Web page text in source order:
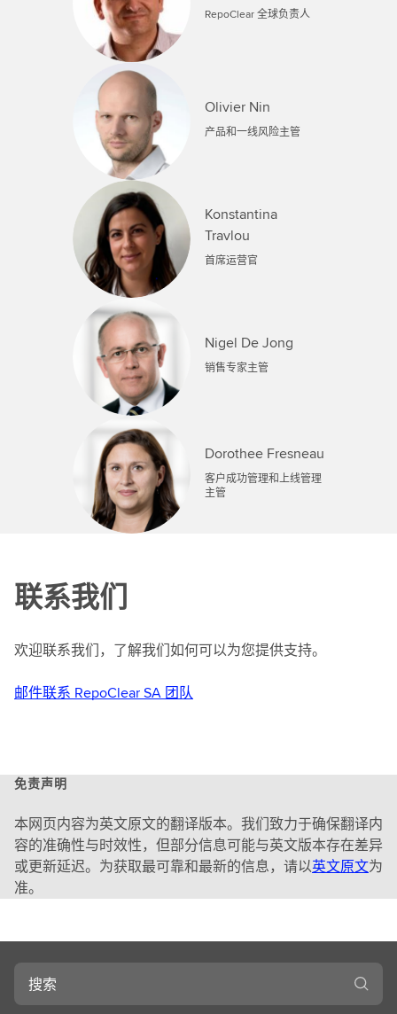
RepoClear 全球负责人
Olivier Nin
产品和一线风险主管
Konstantina
Travlou
首席运营官
Nigel De Jong
销售专家主管
Dorothee Fresneau
客户成功管理和上线管理
主管
联系我们
欢迎联系我们，了解我们如何可以为您提供支持。
邮件联系 RepoClear SA 团队
免责声明
本网页内容为英文原文的翻译版本。我们致力于确保翻译内
容的准确性与时效性，但部分信息可能与英文版本存在差异
或更新延迟。为获取最可靠和最新的信息，请以英文原文为
准。
搜